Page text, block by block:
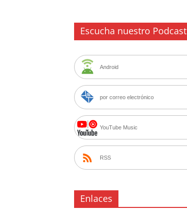
Escucha nuestro Podcast
Android
por correo electrónico
YouTube Music
RSS
Enlaces